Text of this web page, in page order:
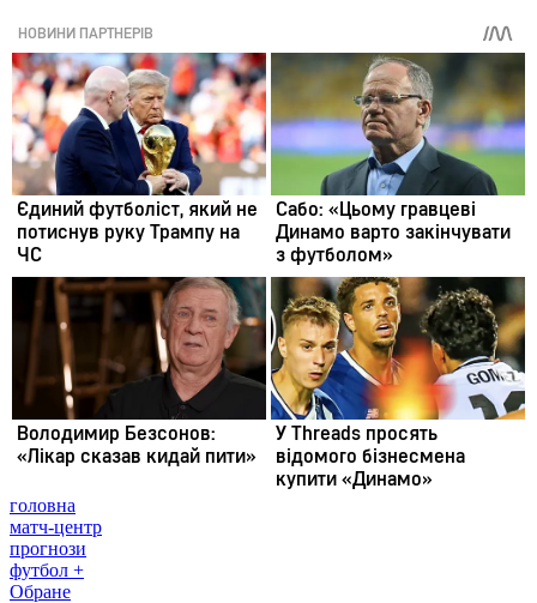
головна
матч-центр
прогнози
футбол +
Обране